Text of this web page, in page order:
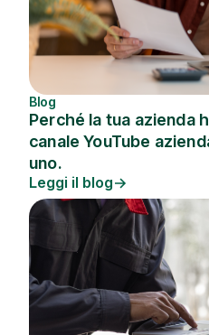
Blog
Perché la tua azienda
canale YouTube
uno.
Leggi il blog